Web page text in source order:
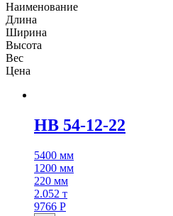
Наименование
Длина
Ширина
Высота
Вес
Цена
НВ 54-12-22
5400 мм
1200 мм
220 мм
2.052 т
9766 Р